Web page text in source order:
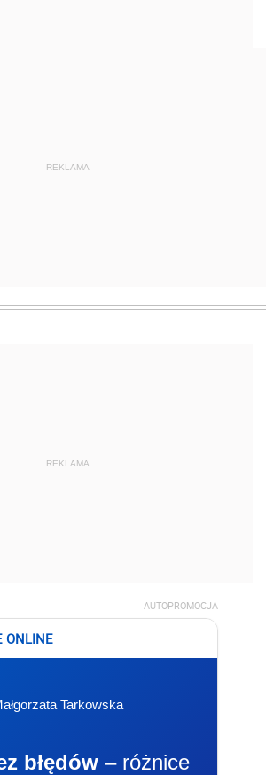
REKLAMA
REKLAMA
AUTOPROMOCJA
ONLINE
Tarkowska
błędów – różnice